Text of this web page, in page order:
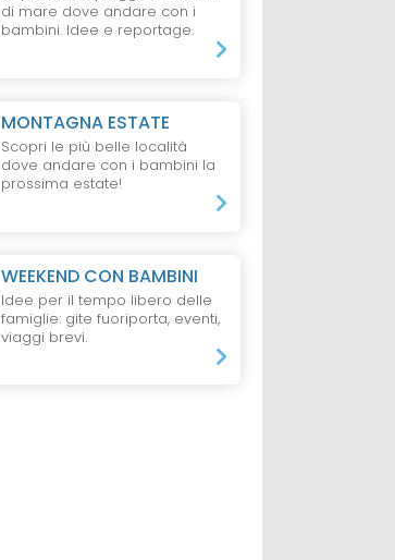
di mare dove andare con i
bambini. Idee e reportage.
MONTAGNA ESTATE
Scopri le più belle località
dove andare con i bambini la
prossima estate!
WEEKEND CON BAMBINI
Idee per il tempo libero delle
famiglie: gite fuoriporta, eventi,
viaggi brevi.